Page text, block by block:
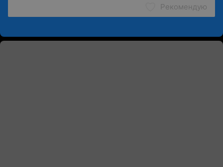
Рекомендую